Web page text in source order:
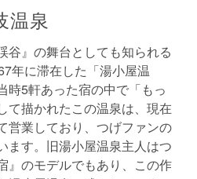
温泉
谷』の舞台としても知られる
年に滞在した「湯小屋温
時5軒あった宿の中で「もっ
て描かれたこの温泉は、現在
営業しており、つげファンの
ます。旧湯小屋温泉主人はつ
』のモデルでもあり、この作